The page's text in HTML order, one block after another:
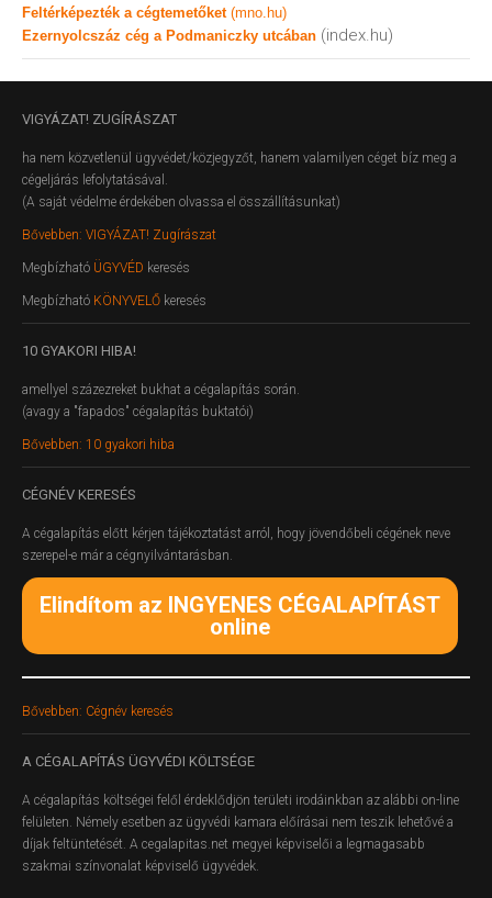
Feltérképezték a cégtemetőket (mno.hu)
Ezernyolcszáz cég a Podmaniczky utcában (index.hu)
VIGYÁZAT! ZUGÍRÁSZAT
ha nem közvetlenül ügyvédet/közjegyzőt, hanem valamilyen céget bíz meg a
cégeljárás lefolytatásával.
(A saját védelme érdekében olvassa el összállításunkat)
Bővebben: VIGYÁZAT! Zugírászat
Megbízható ÜGYVÉD keresés
Megbízható KÖNYVELŐ keresés
10 GYAKORI HIBA!
amellyel százezreket bukhat a cégalapítás során.
(avagy a "fapados" cégalapítás buktatói)
Bővebben: 10 gyakori hiba
CÉGNÉV KERESÉS
A cégalapítás előtt kérjen tájékoztatást arról, hogy jövendőbeli cégének neve
szerepel-e már a cégnyilvántarásban.
Elindítom az INGYENES CÉGALAPÍTÁST
online
Bővebben: Cégnév keresés
A CÉGALAPÍTÁS ÜGYVÉDI KÖLTSÉGE
A cégalapítás költségei felől érdeklődjön területi irodáinkban az alábbi on-line
felületen. Némely esetben az ügyvédi kamara előírásai nem teszik lehetővé a
díjak feltüntetését. A cegalapitas.net megyei képviselői a legmagasabb
szakmai színvonalat képviselő ügyvédek.